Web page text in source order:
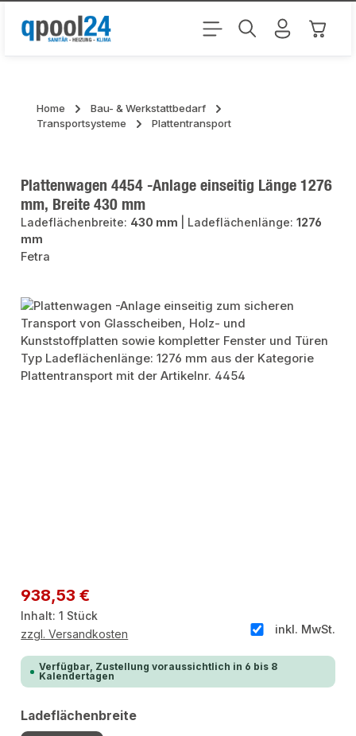
Zum Hauptinhalt springen
Home
Bau- & Werkstattbedarf
Transportsysteme
Plattentransport
Plattenwagen 4454 -Anlage einseitig Länge 1276
mm, Breite 430 mm
Ladeflächenbreite: 430 mm Ladeflächenlänge:1276
mm
Fetra
Bildergalerie überspringen
Regulärer Preis:
938,53 €
Inhalt:1 Stück
inkl. MwSt.
zzgl. Versandkosten
Verfügbar, Zustellung voraussichtlich in 6 bis 8
Kalendertagen
Ladeflächenbreiteauswählen